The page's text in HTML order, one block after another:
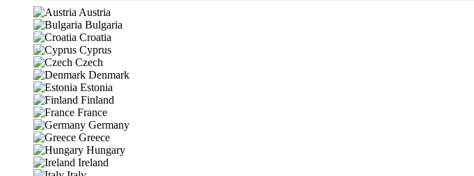
Austria
Bulgaria
Croatia
Cyprus
Czech
Denmark
Estonia
Finland
France
Germany
Greece
Hungary
Ireland